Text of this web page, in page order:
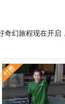
幻旅程现在开启